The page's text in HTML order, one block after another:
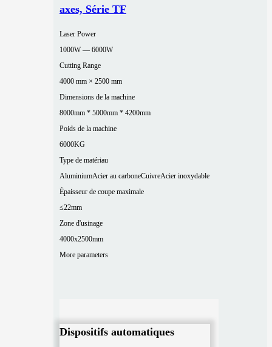
axes, Série TF
Laser Power
1000W — 6000W
Cutting Range
4000 mm × 2500 mm
Dimensions de la machine
8000mm * 5000mm * 4200mm
Poids de la machine
6000KG
Type de matériau
AluminiumAcier au carboneCuivreAcier inoxydable
Épaisseur de coupe maximale
≤22mm
Zone d'usinage
4000x2500mm
More parameters
Dispositifs automatiques